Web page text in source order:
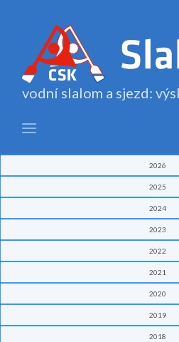
vodní slalom a sjezd:
2026
2025
2024
2023
2022
2021
2020
2019
2018